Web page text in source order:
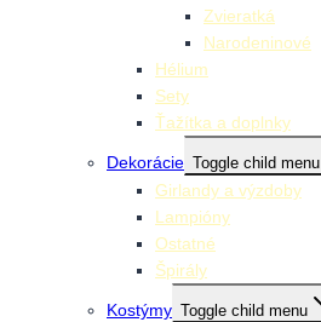
Zvieratká
Narodeninové
Hélium
Sety
Ťažítka a doplnky
Dekorácie Toggle child menu
Girlandy a výzdoby
Lampióny
Ostatné
Špirály
Kostýmy Toggle child menu